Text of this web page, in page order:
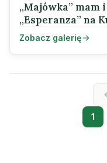
„Majówka” mam
„Esperanza” na
Zobacz galerię
1